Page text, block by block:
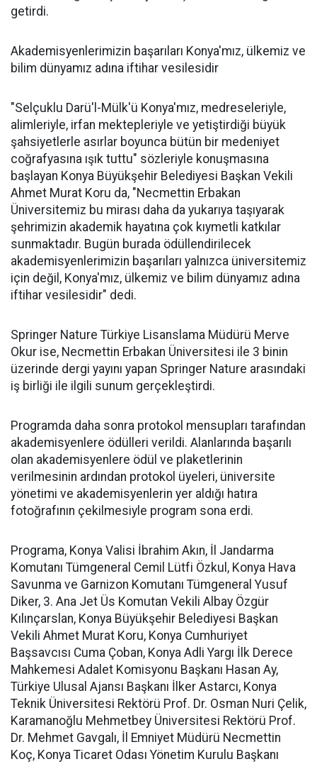
getirdi.
Akademisyenlerimizin başarıları Konya'mız, ülkemiz ve
bilim dünyamız adına iftihar vesilesidir
"Selçuklu Darü'l-Mülk'ü Konya'mız, medreseleriyle,
alimleriyle, irfan mektepleriyle ve yetiştirdiği büyük
şahsiyetlerle asırlar boyunca bütün bir medeniyet
coğrafyasına ışık tuttu" sözleriyle konuşmasına
başlayan Konya Büyükşehir Belediyesi Başkan Vekili
Ahmet Murat Koru da, "Necmettin Erbakan
Üniversitemiz bu mirası daha da yukarıya taşıyarak
şehrimizin akademik hayatına çok kıymetli katkılar
sunmaktadır. Bugün burada ödüllendirilecek
akademisyenlerimizin başarıları yalnızca üniversitemiz
için değil, Konya'mız, ülkemiz ve bilim dünyamız adına
iftihar vesilesidir" dedi.
Springer Nature Türkiye Lisanslama Müdürü Merve
Okur ise, Necmettin Erbakan Üniversitesi ile 3 binin
üzerinde dergi yayını yapan Springer Nature arasındaki
iş birliği ile ilgili sunum gerçekleştirdi.
Programda daha sonra protokol mensupları tarafından
akademisyenlere ödülleri verildi. Alanlarında başarılı
olan akademisyenlere ödül ve plaketlerinin
verilmesinin ardından protokol üyeleri, üniversite
yönetimi ve akademisyenlerin yer aldığı hatıra
fotoğrafının çekilmesiyle program sona erdi.
Programa, Konya Valisi İbrahim Akın, İl Jandarma
Komutanı Tümgeneral Cemil Lütfi Özkul, Konya Hava
Savunma ve Garnizon Komutanı Tümgeneral Yusuf
Diker, 3. Ana Jet Üs Komutan Vekili Albay Özgür
Kılınçarslan, Konya Büyükşehir Belediyesi Başkan
Vekili Ahmet Murat Koru, Konya Cumhuriyet
Başsavcısı Cuma Çoban, Konya Adli Yargı İlk Derece
Mahkemesi Adalet Komisyonu Başkanı Hasan Ay,
Türkiye Ulusal Ajansı Başkanı İlker Astarcı, Konya
Teknik Üniversitesi Rektörü Prof. Dr. Osman Nuri Çelik,
Karamanoğlu Mehmetbey Üniversitesi Rektörü Prof.
Dr. Mehmet Gavgalı, İl Emniyet Müdürü Necmettin
Koç, Konya Ticaret Odası Yönetim Kurulu Başkanı